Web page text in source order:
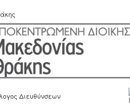
Διευθύνσεων